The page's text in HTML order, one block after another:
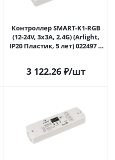
Контроллер SMART-K1-RGB
(12-24V, 3x3A, 2.4G) (Arlight,
IP20 Пластик, 5 лет) 022497 в
3 122.26₽/шт